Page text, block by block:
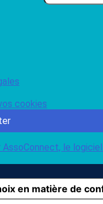
cookies
AssoConnect, le
en matière de